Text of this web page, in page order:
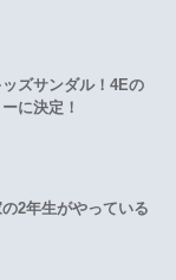
ズサンダル！4Eの
に決定！
2年生がやっている